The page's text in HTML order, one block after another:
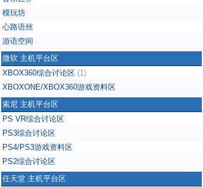
模玩坊
心路语丝
游语空间
微软 主机平台区
XBOX360综合讨论区 (1)
XBOXONE/XBOX360游戏资料区
索尼 主机平台区
PS VR综合讨论区
PS3综合讨论区
PS4/PS3游戏资料区
PS2综合讨论区
任天堂 主机平台区